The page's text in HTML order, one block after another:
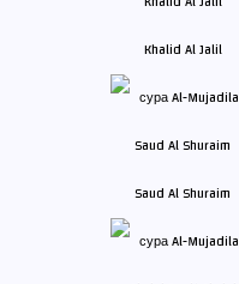
Khalid Al Jalil
Saud Al Shuraim